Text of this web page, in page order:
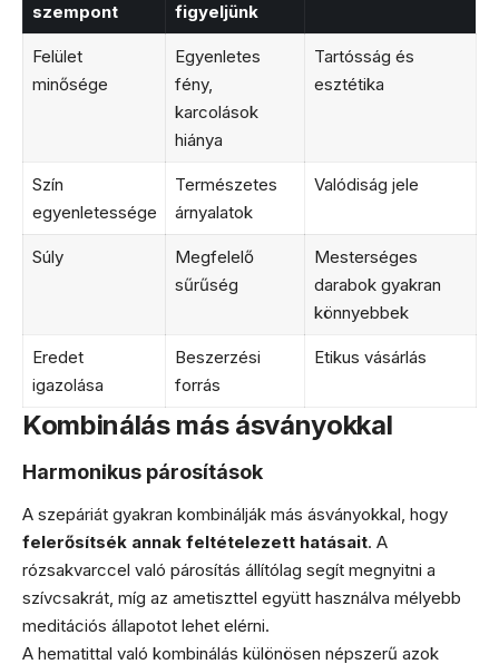
szempont
figyeljünk
Felület
minősége
Egyenletes
fény,
karcolások
hiánya
Tartósság és
esztétika
Szín
egyenletessége
Természetes
árnyalatok
Valódiság jele
Súly
Megfelelő
sűrűség
Mesterséges
darabok gyakran
könnyebbek
Eredet
igazolása
Beszerzési
forrás
Etikus vásárlás
Kombinálás más ásványokkal
Harmonikus párosítások
A szepáriát gyakran kombinálják más ásványokkal, hogy
felerősítsék annak feltételezett hatásait. A
rózsakvarccel való párosítás állítólag segít megnyitni a
szívcsakrát, míg az ametiszttel együtt használva mélyebb
meditációs állapotot lehet elérni.
A hematittal való kombinálás különösen népszerű azok